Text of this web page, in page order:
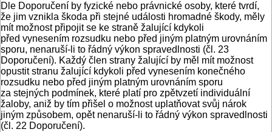
Dle Doporučení by fyzické nebo právnické osoby, které tvrdí,
že jim vznikla škoda při stejné události hromadné škody, měly
mít možnost připojit se ke straně žalující kdykoli
před vynesením rozsudku nebo před jiným platným urovnáním
sporu, nenaruší-li to řádný výkon spravedlnosti (čl. 23
Doporučení). Každý člen strany žalující by měl mít možnost
opustit stranu žalující kdykoli před vynesením konečného
rozsudku nebo před jiným platným urovnáním sporu
za stejných podmínek, které platí pro zpětvzetí individuální
žaloby, aniž by tím přišel o možnost uplatňovat svůj nárok
jiným způsobem, opět nenaruší-li to řádný výkon spravedlnosti
(čl. 22 Doporučení).